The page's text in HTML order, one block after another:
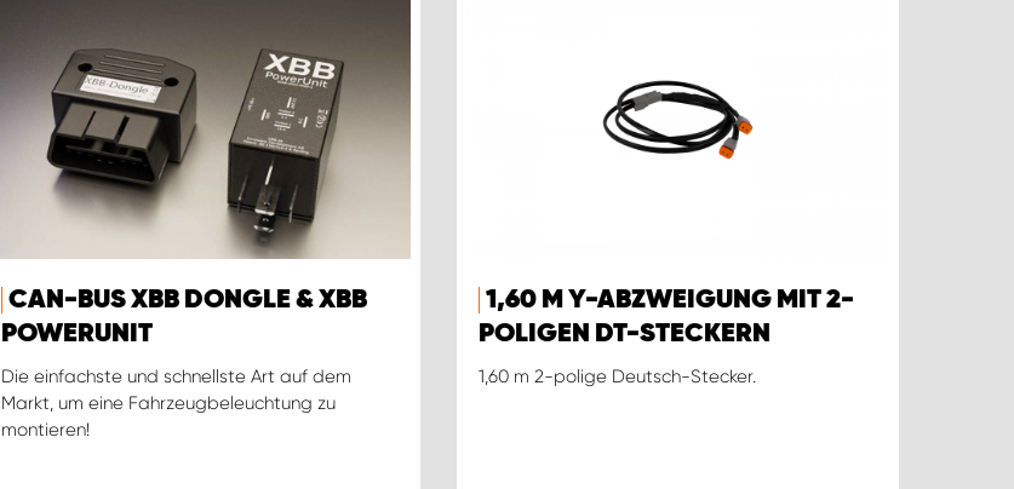
CAN-BUS XBB DONGLE & XBB
POWERUNIT
Die einfachste und schnellste Art auf dem
Markt, um eine Fahrzeugbeleuchtung zu
montieren!
1,60 M Y-ABZWEIGUNG MIT 2-
POLIGEN DT-STECKERN
1,60 m 2-polige Deutsch-Stecker.